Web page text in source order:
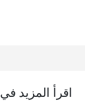
اقرأ المزيد في